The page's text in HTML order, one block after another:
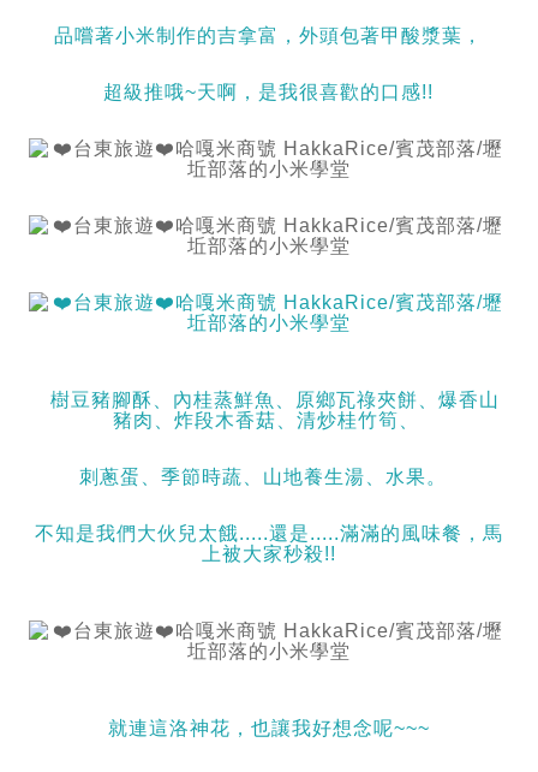
品嚐著小米制作的吉拿富，外頭包著甲酸漿葉，
超級推哦~天啊，是我很喜歡的口感!!
樹豆豬腳酥、內桂蒸鮮魚、原鄉瓦祿夾餅、爆香山
豬肉、炸段木香菇、清炒桂竹筍、
刺蔥蛋、季節時蔬、山地養生湯、水果。
不知是我們大伙兒太餓.....還是.....滿滿的風味餐，馬
上被大家秒殺!!
就連這洛神花，也讓我好想念呢~~~